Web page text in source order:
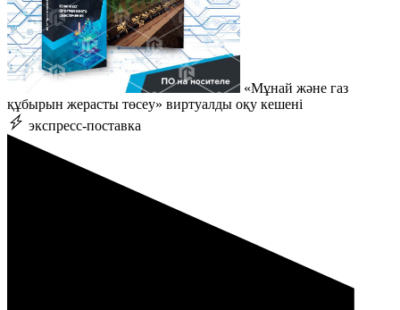
«Мұнай және газ
құбырын жерасты төсеу» виртуалды оқу кешені
экспресс-поставка